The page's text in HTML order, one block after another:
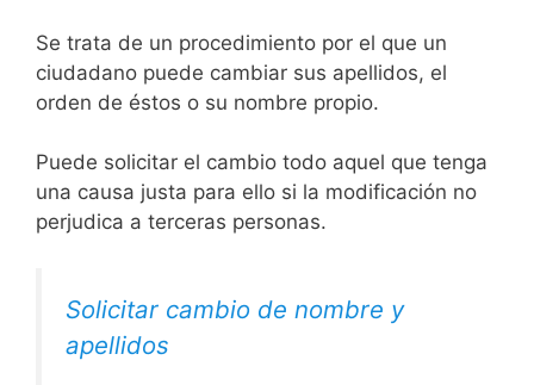
Se trata de un procedimiento por el que un
ciudadano puede cambiar sus apellidos, el
orden de éstos o su nombre propio.
Puede solicitar el cambio todo aquel que tenga
una causa justa para ello si la modificación no
perjudica a terceras personas.
Solicitar cambio de nombre y
apellidos